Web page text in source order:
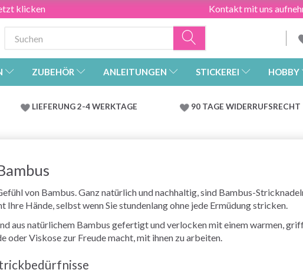
klicken Kontakt mit uns
ZUBEHÖR ANLEITUNGEN STICKEREI HOBBY
LIEFERUNG 2-4 WERKTAGE 90 TAGE WIDERRUFSRECHT
von Bambus. Ganz natürlich und nachhaltig, sind Bambus-
Hände, selbst wenn Sie stundenlang ohne jede Ermüdung stricken.
aus natürlichem Bambus gefertigt und verlocken mit einem warmen,
oder Viskose zur Freude macht, mit ihnen zu arbeiten.